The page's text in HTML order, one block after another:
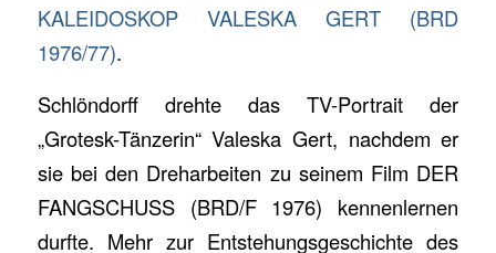
KALEIDOSKOP VALESKA GERT (BRD
1976/77).
Schlöndorff drehte das TV-Portrait der
„Grotesk-Tänzerin“ Valeska Gert, nachdem er
sie bei den Dreharbeiten zu seinem Film DER
FANGSCHUSS (BRD/F 1976) kennenlernen
durfte. Mehr zur Entstehungsgeschichte des